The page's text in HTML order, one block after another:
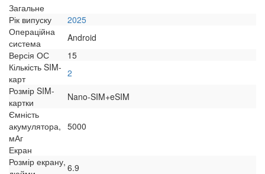
Загальне
Рік випуску
2025
Операційна
система
Android
Версія ОС
15
Кількість SIM-
карт
2
Розмір SIM-
картки
Nano-SIM+eSIM
Ємність
акумулятора,
мАг
5000
Екран
Розмір екрану, 6.9